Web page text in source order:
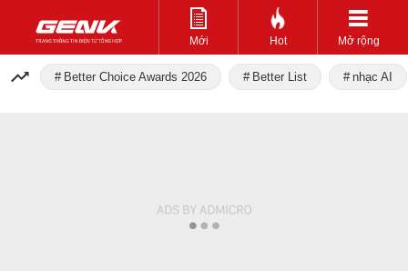
Mới Hot Mở rộng
Better Choice Awards 2026 Better List nhạc AI